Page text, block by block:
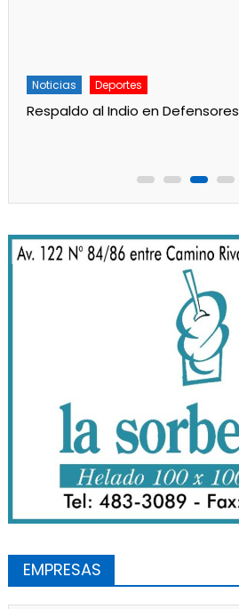
Noticias Deportes
Respaldo al Indio en Defensores
EMPRESAS